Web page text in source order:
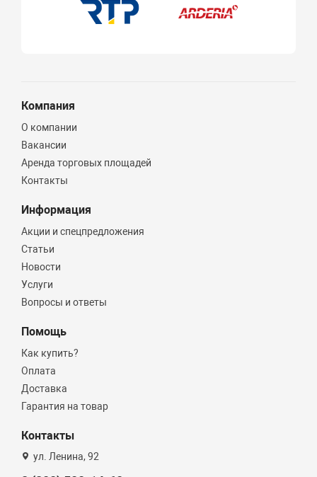
Компания
О компании
Вакансии
Аренда торговых площадей
Контакты
Информация
Акции и спецпредложения
Статьи
Новости
Услуги
Вопросы и ответы
Помощь
Как купить?
Оплата
Доставка
Гарантия на товар
Контакты
ул. Ленина, 92